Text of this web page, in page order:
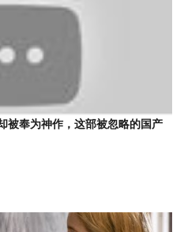
被奉为神作，这部被忽略的国产